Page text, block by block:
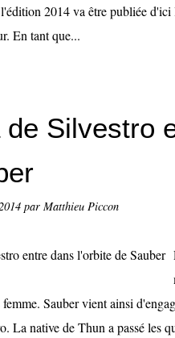
2014 va être publiée d'ici
En tant que...
de Silvestro
par Matthieu Piccon
Sauber vient ainsi
La native de Thun a passé les